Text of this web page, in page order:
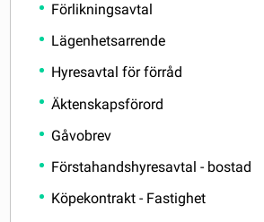
Förlikningsavtal
Lägenhetsarrende
Hyresavtal för förråd
Äktenskapsförord
Gåvobrev
Förstahandshyresavtal - bostad
Köpekontrakt - Fastighet